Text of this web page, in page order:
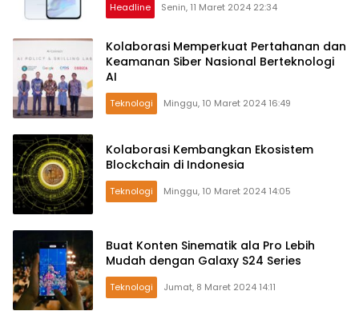
Headline Senin, 11 Maret 2024 22:34
Kolaborasi Memperkuat Pertahanan dan
Keamanan Siber Nasional Berteknologi
AI
Teknologi Minggu, 10 Maret 2024 16:49
Kolaborasi Kembangkan Ekosistem
Blockchain di Indonesia
Teknologi Minggu, 10 Maret 2024 14:05
Buat Konten Sinematik ala Pro Lebih
Mudah dengan Galaxy S24 Series
Teknologi Jumat, 8 Maret 2024 14:11